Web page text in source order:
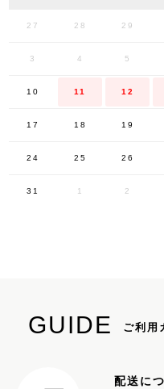
27 28 29
3 4 5
10 11 12
17 18 19
24 25 26
31 1 2
GUIDE ご利用
配送に